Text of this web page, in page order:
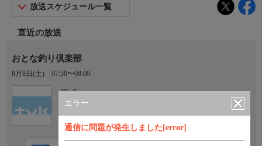
エラー
通信に問題が発生しました[error]
放送スケジュール一覧
直近の放送
おとな釣り倶楽部
8月8日(土) 07:30〜08:00
Ch.3
テレビ神奈川